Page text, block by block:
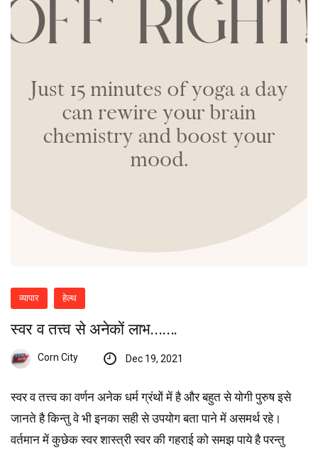
व्यापार हेल्थ
स्वर व तत्त्व से अनेकों लाभ…….
Corn City Dec 19, 2021
स्वर व तत्त्व का वर्णन अनेक धर्म ग्रंथों में है और बहुत से योगी पुरुष इसे
जानते है किन्तु वे भी इनका सही से उपयोग बता पाने में असमर्थ रहे।
वर्तमान में कुछेक स्वर शास्त्री स्वर की गहराई को समझ पाये है परन्तु